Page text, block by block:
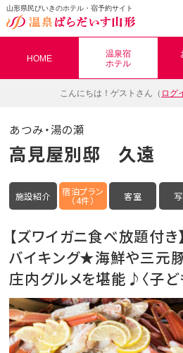
山形県民びいきのホテル・宿予約サイト
HOME
温泉宿
ホテル
こんにちは！ ゲストさん（ ログ
あつみ・湯の瀬
高見屋別邸 久遠
施設紹介 宿泊プラン
（4件） 客室
【ズワイガニ食べ放題付
バイキング★海鮮や三元
庄内グルメを堪能♪〈子ど